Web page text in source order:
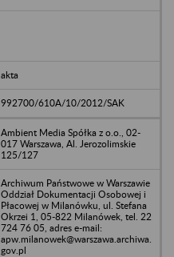
akta
992700/610A/10/2012/SAK
Ambient Media Spółka z o.o., 02-
017 Warszawa, Al. Jerozolimskie
125/127
Archiwum Państwowe w Warszawie
Oddział Dokumentacji Osobowej i
Płacowej w Milanówku, ul. Stefana
Okrzei 1, 05-822 Milanówek, tel. 22
724 76 05, adres e-mail:
apw.milanowek@warszawa.archiwa.
gov.pl